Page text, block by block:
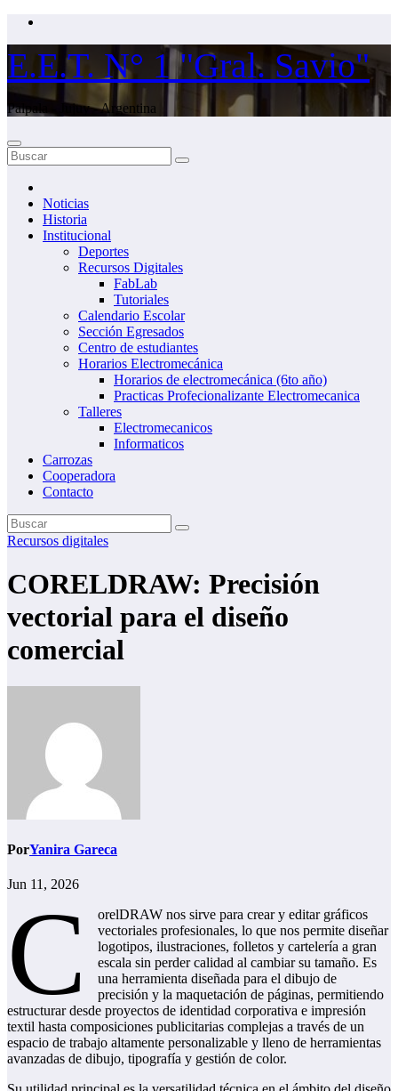
Saltar
contenido
E.E.T. N° 1 "Gral. Savio"
Palpala - Jujuy - Argentina
Noticias
Historia
Institucional
Deportes
Recursos Digitales
FabLab
Tutoriales
Calendario Escolar
Sección Egresados
Centro de estudiantes
Horarios Electromecánica
Horarios de electromecánica (6to año)
Practicas Profecionalizante Electromecanica
Talleres
Electromecanicos
Informaticos
Carrozas
Cooperadora
Contacto
Recursos digitales
CORELDRAW: Precisión
vectorial para el diseño
comercial
PorYanira Gareca
Jun 11, 2026
C
orelDRAW nos sirve para crear y editar gráficos
vectoriales profesionales, lo que nos permite diseñar
logotipos, ilustraciones, folletos y cartelería a gran
escala sin perder calidad al cambiar su tamaño. Es
una herramienta diseñada para el dibujo de
precisión y la maquetación de páginas, permitiendo
estructurar desde proyectos de identidad corporativa e impresión
textil hasta composiciones publicitarias complejas a través de un
espacio de trabajo altamente personalizable y lleno de herramientas
avanzadas de dibujo, tipografía y gestión de color.